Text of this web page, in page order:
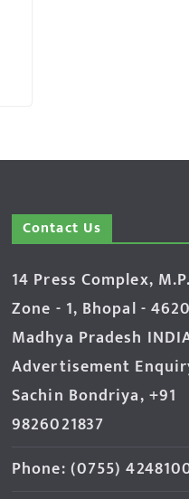
Contact Us
14 Press Complex,
Zone - 1, Bhopal -
Madhya Pradesh
Advertisement
Sachin Bondriya, +91
9826021837
Phone: (0755)